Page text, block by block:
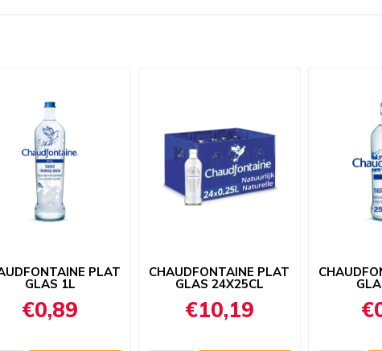
PLAT
GLAS 1L
€0,89
CHAUDFONTAINE PLAT
GLAS 24X25CL
€10,19